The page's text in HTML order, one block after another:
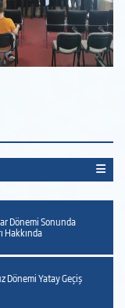
Dönemi Sonunda
Hakkında
Dönemi Yatay Geçiş